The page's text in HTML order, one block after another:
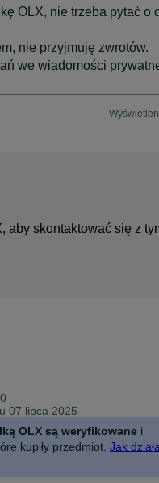
OLX, nie trzeba pytać o
nie przyjmuję zwrotów.
we wiadomości
aby skontaktować się z
07 lipca 2025
OLX są weryfikowane i
kupiły przedmiot. Jak